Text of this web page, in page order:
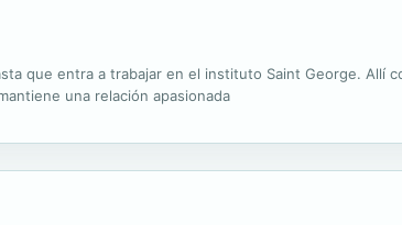
que entra a trabajar en el instituto Saint George. Allí
una relación apasionada